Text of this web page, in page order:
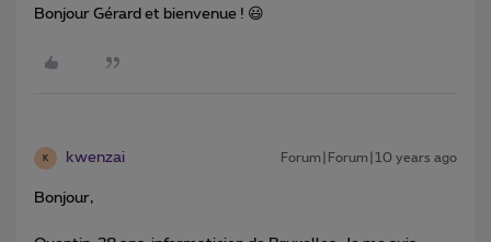
Bonjour Gérard et bienvenue ! 😃
K kwenzai Forum|Forum|10 years ago
Bonjour,